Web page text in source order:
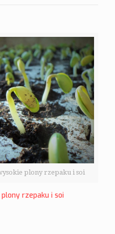
plony rzepaku i soi
rzepaku i soi